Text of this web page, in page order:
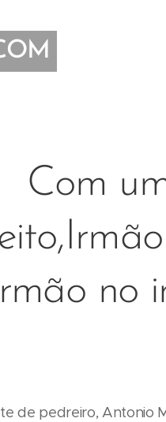
Com
no
de pedreiro, Antonio